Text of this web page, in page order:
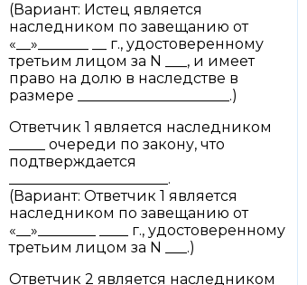
(Вариант: Истец является
наследником по завещанию от
«__»_______ __ г., удостоверенному
третьим лицом за N ___, и имеет
право на долю в наследстве в
размере _____________________.)
Ответчик 1 является наследником
_____ очереди по закону, что
подтверждается
______________________.
(Вариант: Ответчик 1 является
наследником по завещанию от
«__»________ ____ г., удостоверенному
третьим лицом за N ___.)
Ответчик 2 является наследником